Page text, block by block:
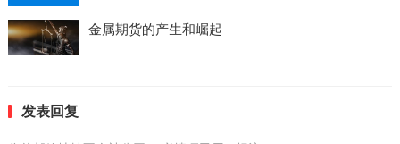
金属期货的产生和崛起
发表回复